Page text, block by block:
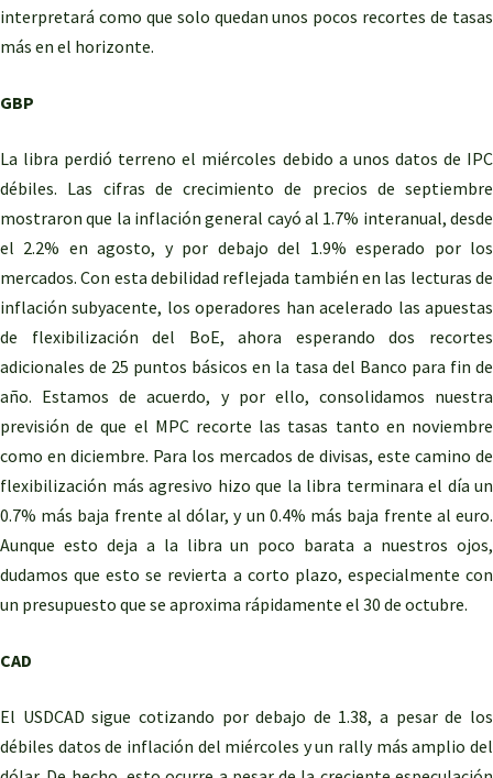
interpretará como que solo quedan unos pocos recortes de tasas
más en el horizonte.
GBP
La libra perdió terreno el miércoles debido a unos datos de IPC
débiles. Las cifras de crecimiento de precios de septiembre
mostraron que la inflación general cayó al 1.7% interanual, desde
el 2.2% en agosto, y por debajo del 1.9% esperado por los
mercados. Con esta debilidad reflejada también en las lecturas de
inflación subyacente, los operadores han acelerado las apuestas
de flexibilización del BoE, ahora esperando dos recortes
adicionales de 25 puntos básicos en la tasa del Banco para fin de
año. Estamos de acuerdo, y por ello, consolidamos nuestra
previsión de que el MPC recorte las tasas tanto en noviembre
como en diciembre. Para los mercados de divisas, este camino de
flexibilización más agresivo hizo que la libra terminara el día un
0.7% más baja frente al dólar, y un 0.4% más baja frente al euro.
Aunque esto deja a la libra un poco barata a nuestros ojos,
dudamos que esto se revierta a corto plazo, especialmente con
un presupuesto que se aproxima rápidamente el 30 de octubre.
CAD
El USDCAD sigue cotizando por debajo de 1.38, a pesar de los
débiles datos de inflación del miércoles y un rally más amplio del